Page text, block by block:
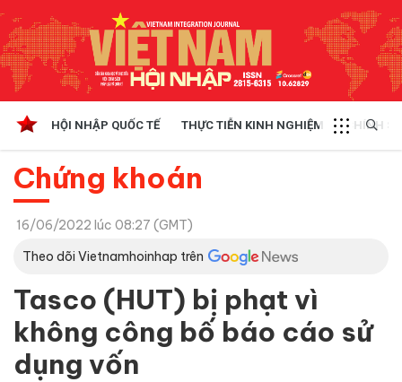
HỘI NHẬP QUỐC TẾ THỰC TIỄN KINH NGHIỆM CHÍNH
Chứng khoán
16/06/2022 lúc 08:27 (GMT)
Theo dõi Vietnamhoinhap trên
Tasco (HUT) bị phạt vì
không công bố báo cáo sử
dụng vốn